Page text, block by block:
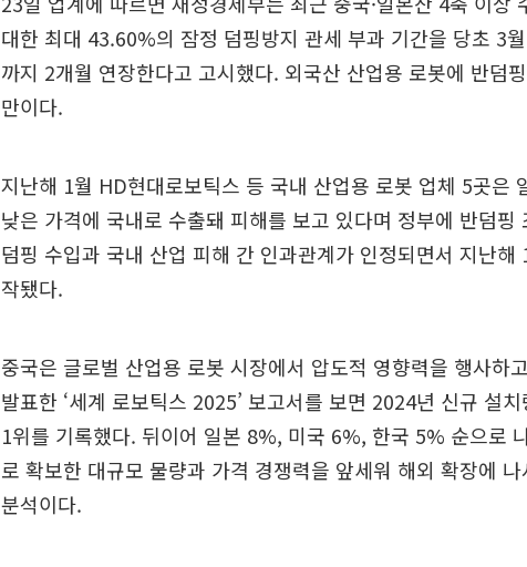
대한 최대 43.60%의 잠정 덤핑방지 관세 부과 기간을 당초 3
까지 2개월 연장한다고 고시했다. 외국산 산업용 로봇에 반덤
만이다.
지난해 1월 HD현대로보틱스 등 국내 산업용 로봇 업체 5곳은
낮은 가격에 국내로 수출돼 피해를 보고 있다며 정부에 반덤
덤핑 수입과 국내 산업 피해 간 인과관계가 인정되면서 지난해
작됐다.
중국은 글로벌 산업용 로봇 시장에서 압도적 영향력을 행사하
발표한 ‘세계 로보틱스 2025’ 보고서를 보면 2024년 신규 설
1위를 기록했다. 뒤이어 일본 8%, 미국 6%, 한국 5% 순으로
로 확보한 대규모 물량과 가격 경쟁력을 앞세워 해외 확장에
분석이다.